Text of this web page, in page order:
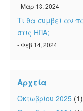
- Μαρ 13, 2024
Τι θα συμβεί αν
στις ΗΠΑ;
- Φεβ 14, 2024
Αρχεία
Οκτωβρίου 2025 (1)